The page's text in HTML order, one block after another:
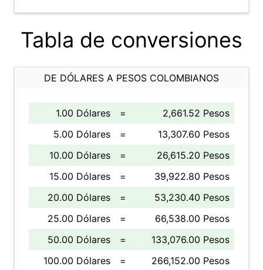
Tabla de conversiones
DE DÓLARES A PESOS COLOMBIANOS
1.00 Dólares =
2,661.52 Pesos
5.00 Dólares
=
13,307.60 Pesos
10.00 Dólares
=
26,615.20 Pesos
15.00 Dólares
=
39,922.80 Pesos
20.00 Dólares
=
53,230.40 Pesos
25.00 Dólares
=
66,538.00 Pesos
50.00 Dólares
=
133,076.00 Pesos
100.00 Dólares
=
266,152.00 Pesos